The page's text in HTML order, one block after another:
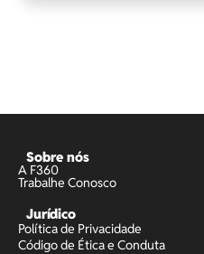
Sobre nós
A F360
Trabalhe Conosco
Jurídico
Política de Privacidade
Código de Ética e Conduta